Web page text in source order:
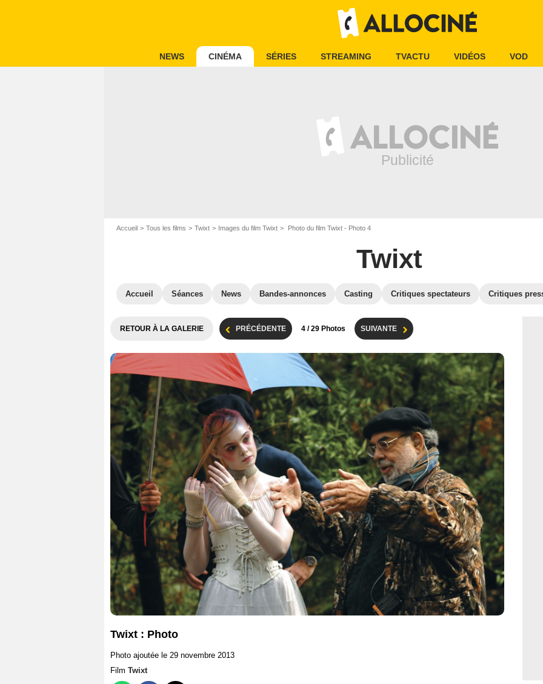
NEWS CINÉMA SÉRIES STREAMING TVACTU VIDÉOS VOD
Accueil Tous les films Twixt Images du film Twixt Photo du film Twixt - Photo 4
Twixt
Accueil Séances News Bandes-annonces Casting Critiques spectateurs Critiques
RETOUR À LA GALERIE PRÉCÉDENTE 4 / 29 Photos SUIVANTE
Twixt : Photo
Photo ajoutée le 29 novembre 2013
Film Twixt